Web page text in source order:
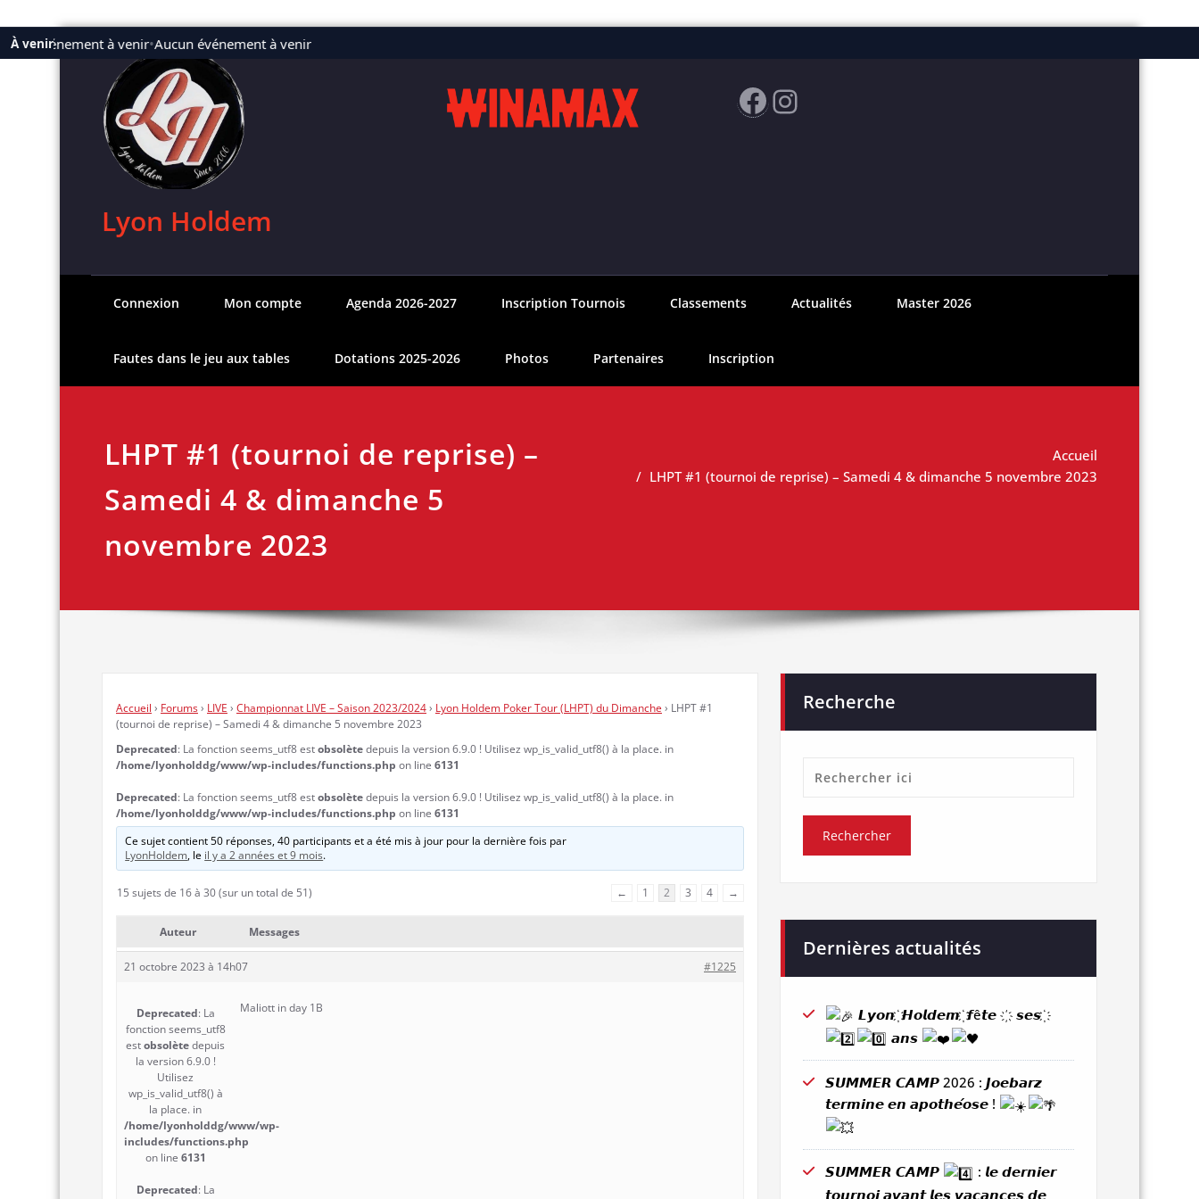
À venirévénement à venir•Aucun événement à venir
Aller
Lyon Holdem
Facebook
Instagram
Connexion Mon compte Agenda 2026-2027 Inscription Tournois Classements Actualités Master 2026
Fautes dans le jeu aux tables Dotations 2025-2026 Photos Partenaires Inscription
LHPT #1 (tournoi de reprise) –
Samedi 4 & dimanche 5
novembre 2023
Accueil
LHPT #1 (tournoi de reprise) – Samedi 4 & dimanche 5 novembre 2023
Accueil › Forums› LIVE › Championnat LIVE – Saison 2023/2024› Lyon Holdem Poker Tour (LHPT) du Dimanche › LHPT #1
(tournoi de reprise) – Samedi 4 & dimanche 5 novembre 2023
Deprecated: La fonction seems_utf8 estobsolètedepuis la version 6.9.0 ! Utilisez wp_is_valid_utf8() à la place. in
/home/lyonholddg/www/wp-includes/functions.php on line 6131
Deprecated: La fonction seems_utf8 estobsolètedepuis la version 6.9.0 ! Utilisez wp_is_valid_utf8() à la place. in
/home/lyonholddg/www/wp-includes/functions.php on line 6131
Ce sujet contient 50 réponses, 40 participants et a été mis à jour pour la dernière fois par
LyonHoldem, le il y a 2 années et 9 mois.
15 sujets de 16 à 30 (sur un total de 51) ← 1 2 3 4 →
Auteur Messages
21 octobre 2023 à 14h07 #1225
Deprecated: La
fonction seems_utf8
estobsolètedepuis
la version 6.9.0 !
Utilisez
wp_is_valid_utf8() à
la place. in
/home/lyonholddg/www/wp-
includes/functions.php
on line 6131
Deprecated: La
Maliott in day 1B
Recherche
Dernières actualités
𝙇𝙮𝙤𝙣 ҉ 𝙃𝙤𝙡𝙙𝙚𝙢 ҉ 𝙛ê𝙩𝙚 ҉ 𝙨𝙚𝙨 ҉
𝙖𝙣𝙨
𝙎𝙐𝙈𝙈𝙀𝙍 𝘾𝘼𝙈𝙋 2026 : 𝙅𝙤𝙚𝙗𝙖𝙧𝙯
𝙩𝙚𝙧𝙢𝙞𝙣𝙚 𝙚𝙣 𝙖𝙥𝙤𝙩𝙝𝙚́𝙤𝙨𝙚 !
𝙎𝙐𝙈𝙈𝙀𝙍 𝘾𝘼𝙈𝙋
: 𝙡𝙚 𝙙𝙚𝙧𝙣𝙞𝙚𝙧
𝙩𝙤𝙪𝙧𝙣𝙤𝙞 𝙖𝙫𝙖𝙣𝙩 𝙡𝙚𝙨 𝙫𝙖𝙘𝙖𝙣𝙘𝙚𝙨 𝙙𝙚